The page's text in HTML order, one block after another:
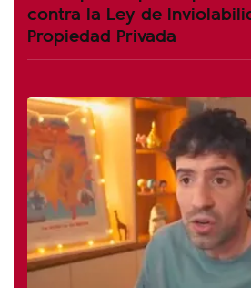
contra la Ley de
Propiedad Privada